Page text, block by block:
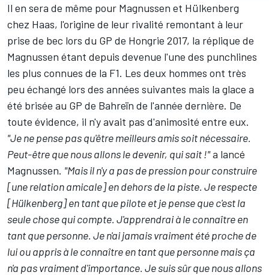
Il en sera de même pour Magnussen et Hülkenberg
chez Haas, l'origine de leur rivalité remontant à leur
prise de bec lors du GP de Hongrie 2017, la réplique de
Magnussen étant depuis devenue l'une des punchlines
les plus connues de la F1. Les deux hommes ont très
peu échangé lors des années suivantes mais la glace a
été brisée au GP de Bahreïn de l'année dernière. De
toute évidence, il n'y avait pas d'animosité entre eux.
"Je ne pense pas qu'être meilleurs amis soit nécessaire.
Peut-être que nous allons le devenir, qui sait !"a lancé
Magnussen. "Mais il n'y a pas de pression pour construire
[une relation amicale] en dehors de la piste. Je respecte
[Hülkenberg] en tant que pilote et je pense que c'est la
seule chose qui compte. J'apprendrai à le connaître en
tant que personne. Je n'ai jamais vraiment été proche de
lui ou appris à le connaître en tant que personne mais ça
n'a pas vraiment d'importance. Je suis sûr que nous allons